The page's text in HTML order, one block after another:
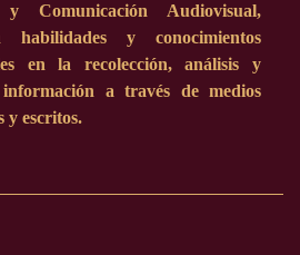
y Comunicación Audiovisual,
habilidades y conocimientos
en la recolección, análisis y
a través de medios
y escritos.